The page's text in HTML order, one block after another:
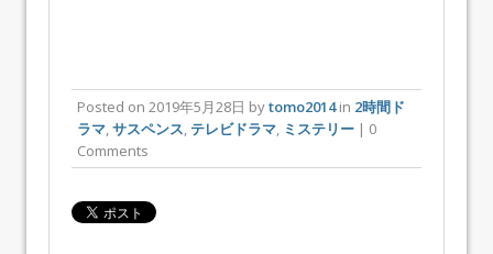
Posted on 2019年5月28日 bytomo2014in 2時間ド
ラマ サスペンス テレビドラマ ミステリー | 0
Comments